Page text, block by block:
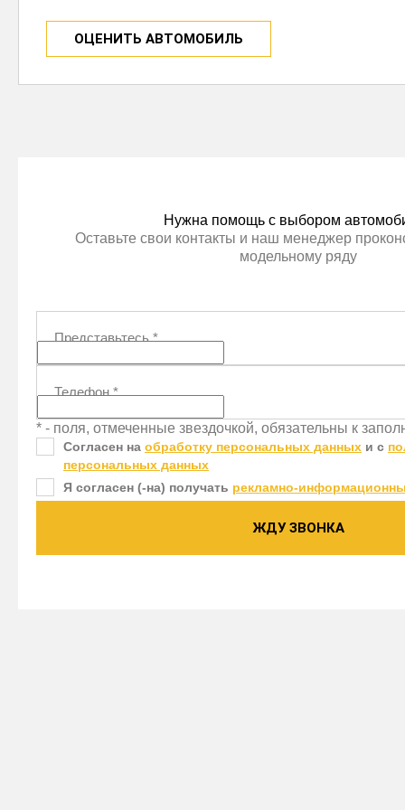
ОЦЕНИТЬ АВТОМОБИЛЬ
Нужна помощь с выбором
Оставьте свои контакты и наш менеджер
модельному ряду
Представьтесь*
Телефон*
* - поля, отмеченные звездочкой, обязательны к
Согласен на обработку персональных данных и c
персональных данных
Я согласен (-на) получать рекламно-
ЖДУ ЗВОНКА